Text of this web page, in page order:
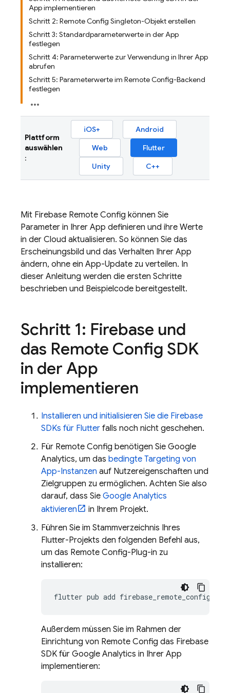
App implementieren
Schritt 2: Remote Config Singleton-Objekt erstellen
Schritt 3: Standardparameterwerte in der App
festlegen
Schritt 4: Parameterwerte zur Verwendung in Ihrer App
abrufen
Schritt 5: Parameterwerte im Remote Config-Backend
festlegen
Plattform
auswählen
:
iOS+
Android
Web
Flutter
Unity
C++
Mit Firebase Remote Config können Sie
Parameter in Ihrer App definieren und ihre Werte
in der Cloud aktualisieren. So können Sie das
Erscheinungsbild und das Verhalten Ihrer App
ändern, ohne ein App-Update zu verteilen. In
dieser Anleitung werden die ersten Schritte
beschrieben und Beispielcode bereitgestellt.
Schritt 1: Firebase und
das Remote Config SDK
in der App
implementieren
Installieren und initialisieren Sie die Firebase
SDKs für Flutter falls noch nicht geschehen.
Für Remote Config benötigen Sie Google
Analytics, um das bedingte Targeting von
App-Instanzen auf Nutzereigenschaften und
Zielgruppen zu ermöglichen. Achten Sie also
darauf, dass Sie Google Analytics
aktivieren
in Ihrem Projekt.
Führen Sie im Stammverzeichnis Ihres
Flutter-Projekts den folgenden Befehl aus,
um das Remote Config-Plug-in zu
installieren:
flutter pub add
Außerdem müssen Sie im Rahmen der
Einrichtung von Remote Config das Firebase
SDK für Google Analytics in Ihrer App
implementieren: